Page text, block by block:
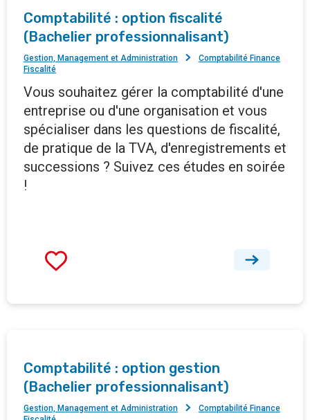
Comptabilité : option fiscalité
(Bachelier professionnalisant)
Gestion, Management et Administration
Comptabilité Finance
Fiscalité
Vous souhaitez gérer la comptabilité d'une
entreprise ou d'une organisation et vous
spécialiser dans les questions de fiscalité,
de pratique de la TVA, d'enregistrements et
successions ? Suivez ces études en soirée
!
Comptabilité : option gestion
(Bachelier professionnalisant)
Gestion, Management et Administration
Comptabilité Finance